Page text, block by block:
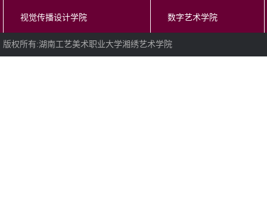
视觉传播设计学院 数字艺术学院
版权所有:湖南工艺美术职业大学湘绣艺术学院